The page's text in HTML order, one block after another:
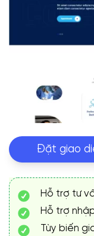
Đặt giao
Hỗ trợ tư
Hỗ trợ
Tùy biến